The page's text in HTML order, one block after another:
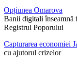
Opțiunea Omarova
Banii digitali înseamnă
Registrul Poporului
Capturarea economiei
cu ajutorul crizelor